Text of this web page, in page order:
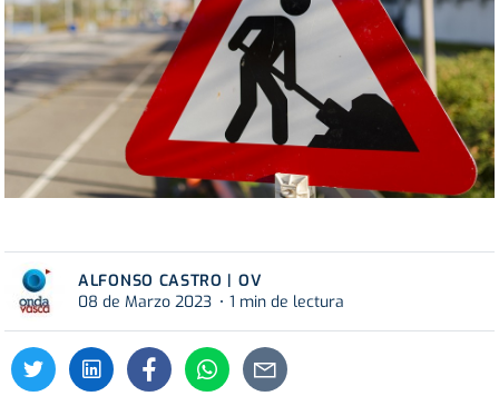
ALFONSO CASTRO | OV
08 de Marzo 2023
1 min de lectura